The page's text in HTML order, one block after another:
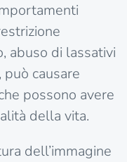
abuso di lassativi
causare
possono avere
della vita.
dell’immagine